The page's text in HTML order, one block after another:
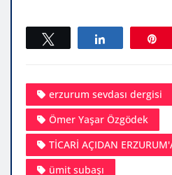
Tweetle
erzurum sevdası dergisi
Ömer Yaşar Özgödek
TİCARİ AÇIDAN
ümit subaşı